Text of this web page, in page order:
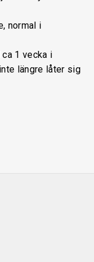
normal i
1 vecka i
längre låter sig